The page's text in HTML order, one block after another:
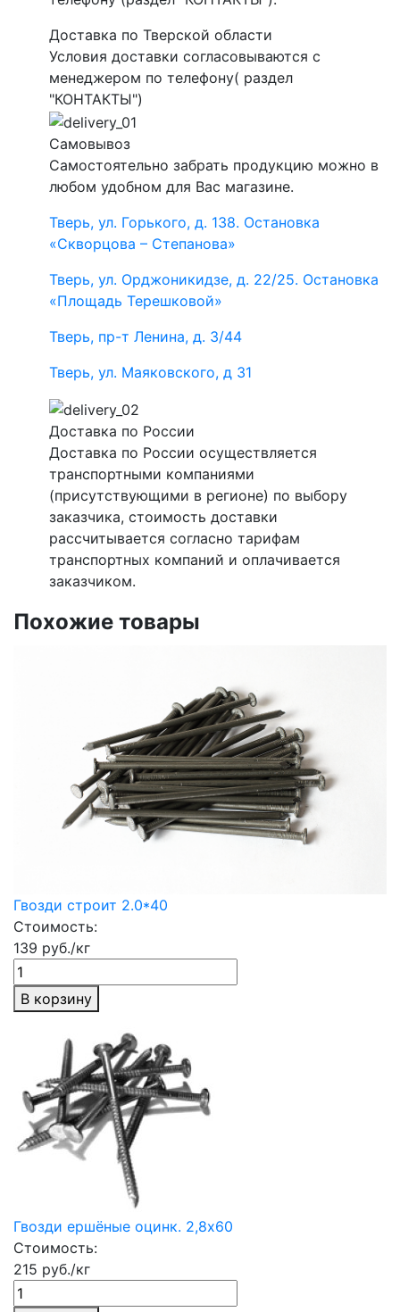
Доставка по Тверской области
Условия доставки согласовываются с
менеджером по телефону( раздел
"КОНТАКТЫ")
Самовывоз
Самостоятельно забрать продукцию можно в
любом удобном для Вас магазине.
Тверь, ул. Горького, д. 138. Остановка
«Скворцова – Степанова»
Тверь, ул. Орджоникидзе, д. 22/25. Остановка
«Площадь Терешковой»
Тверь, пр-т Ленина, д. 3/44
Тверь, ул. Маяковского, д 31
Доставка по России
Доставка по России осуществляется
транспортными компаниями
(присутствующими в регионе) по выбору
заказчика, стоимость доставки
рассчитывается согласно тарифам
транспортных компаний и оплачивается
заказчиком.
Похожие товары
Гвозди строит 2.0*40
Стоимость:
139 руб./кг
В корзину
Гвозди ершёные оцинк. 2,8х60
Стоимость:
215 руб./кг